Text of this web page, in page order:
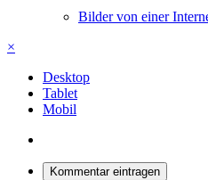
Bilder von einer
×
Desktop
Tablet
Mobil
Kommentar eintragen